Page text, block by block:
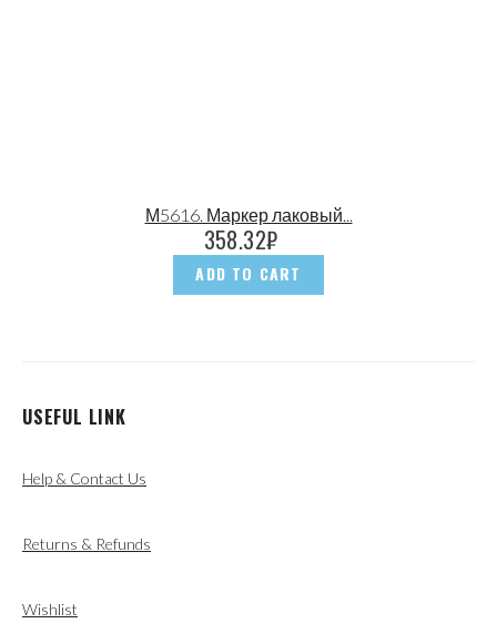
М5616. Маркер лаковый...
358.32₽
ADD TO CART
USEFUL LINK
Help & Contact Us
Returns & Refunds
Wishlist